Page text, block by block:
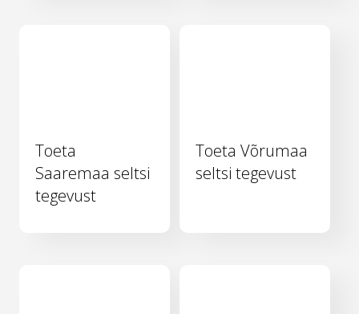
Toeta
Saaremaa seltsi
tegevust
Toeta Võrumaa
seltsi tegevust